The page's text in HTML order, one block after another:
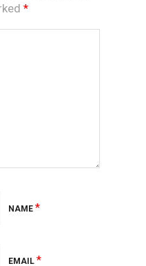
*
NAME *
EMAIL *